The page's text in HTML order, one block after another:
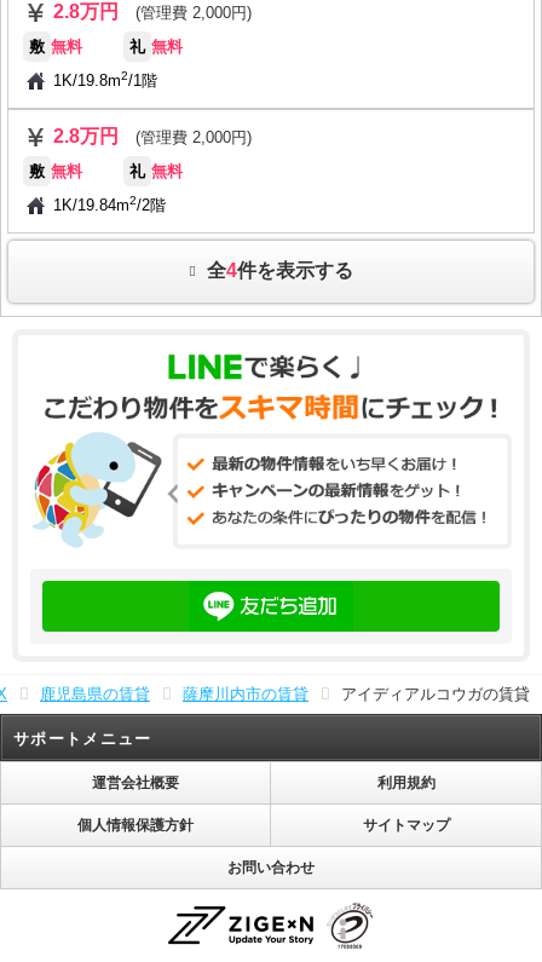
2.8万円
(管理費 2,000円)
敷 無料 礼 無料
1K/19.8m2/1階
2.8万円
(管理費 2,000円)
敷 無料 礼 無料
1K/19.84m2/2階
全4件を表示する
鹿児島県の賃貸 薩摩川内市の賃貸 アイディアルコウガの賃貸
サポートメニュー
運営会社概要 利用規約
個人情報保護方針 サイトマップ
お問い合わせ